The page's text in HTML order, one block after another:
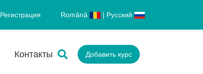
Регистрация Română | Русский
Контакты Добавить курс